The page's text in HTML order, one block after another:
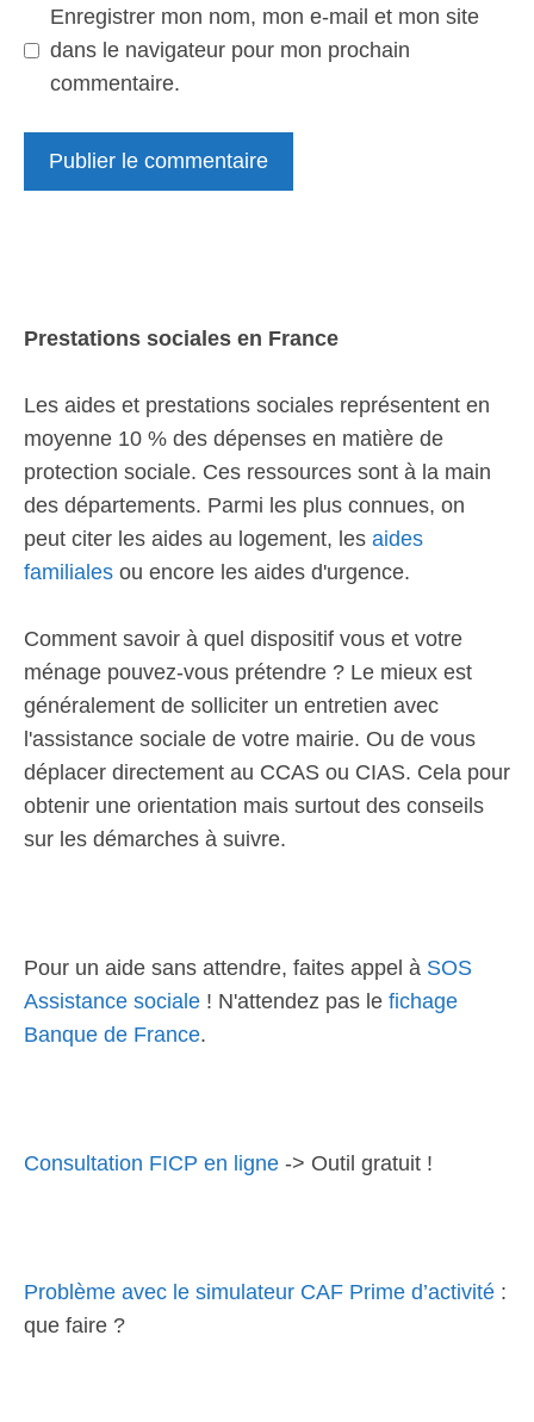
Enregistrer mon nom, mon e-mail et mon site
dans le navigateur pour mon prochain
commentaire.
Prestations sociales en France
Les aides et prestations sociales représentent en
moyenne 10 % des dépenses en matière de
protection sociale. Ces ressources sont à la main
des départements. Parmi les plus connues, on
peut citer les aides au logement, les aides
familiales ou encore les aides d'urgence.
Comment savoir à quel dispositif vous et votre
ménage pouvez-vous prétendre ? Le mieux est
généralement de solliciter un entretien avec
l'assistance sociale de votre mairie. Ou de vous
déplacer directement au CCAS ou CIAS. Cela pour
obtenir une orientation mais surtout des conseils
sur les démarches à suivre.
Pour un aide sans attendre, faites appel à SOS
Assistance sociale ! N'attendez pas le fichage
Banque de France.
Consultation FICP en ligne -> Outil gratuit !
Problème avec le simulateur CAF Prime d’activité :
que faire ?